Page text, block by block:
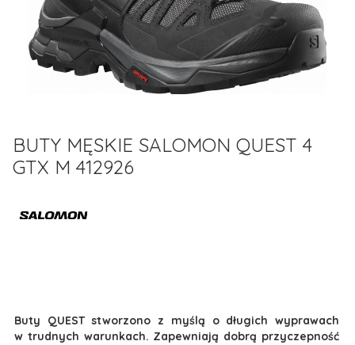
BUTY MĘSKIE SALOMON QUEST 4
GTX M 412926
Buty QUEST stworzono z myślą o długich wyprawach
w trudnych warunkach. Zapewniają dobrą przyczepność